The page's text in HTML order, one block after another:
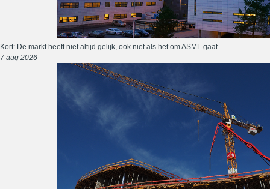
Kort: De markt heeft niet altijd gelijk, ook niet als het om ASML gaat
7 aug 2026